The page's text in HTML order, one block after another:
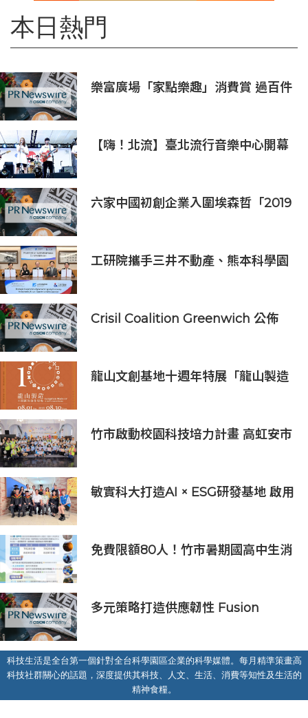
本日熱門
樂富廣場「家點樂趣」消費賞 過百件
【嗨！北流】臺北流行音樂中心開幕
六家中國初創企業入圍埃森哲「2019
工研院攜手三井不動產、熊本科學園
Crisil Coalition Greenwich 公佈
龍山文創基地十週年特展「龍山製造
竹市啟動校園科技培力計畫 高虹安市
敏實科大打造AI × ESG研發基地 啟用
免費限額80人！竹市暑期國高中生消
多元策略打造供應韌性 Fusion
科技生活是全台第一個針對全台科學園區企業的科學媒體。每月精準策畫高
科技社群關心的話題，深度提供其科技、人文、生活、消費等知性及生活的
精神食糧。